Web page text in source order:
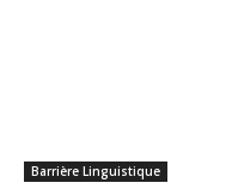
Barrière Linguistique